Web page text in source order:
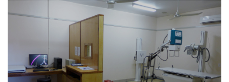
一毛和解金都沒拿到，桃園地檢署近日依詐欺罪嫌起訴邱
男，認邱男趁人之危詐騙，建請法院判處2年6月徒刑。